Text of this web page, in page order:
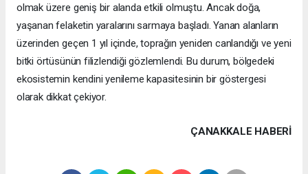
olmak üzere geniş bir alanda etkili olmuştu. Ancak doğa,
yaşanan felaketin yaralarını sarmaya başladı. Yanan alanların
üzerinden geçen 1 yıl içinde, toprağın yeniden canlandığı ve yeni
bitki örtüsünün filizlendiği gözlemlendi. Bu durum, bölgedeki
ekosistemin kendini yenileme kapasitesinin bir göstergesi
olarak dikkat çekiyor.
ÇANAKKALE HABERİ